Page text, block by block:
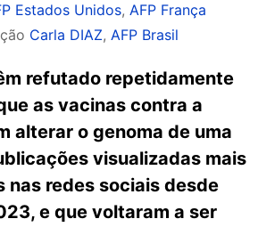
Estados Unidos, AFP França
Carla DIAZ, AFP Brasil
refutado repetidamente
as vacinas contra a
alterar o genoma de uma
visualizadas mais
nas redes sociais desde
e que voltaram a ser